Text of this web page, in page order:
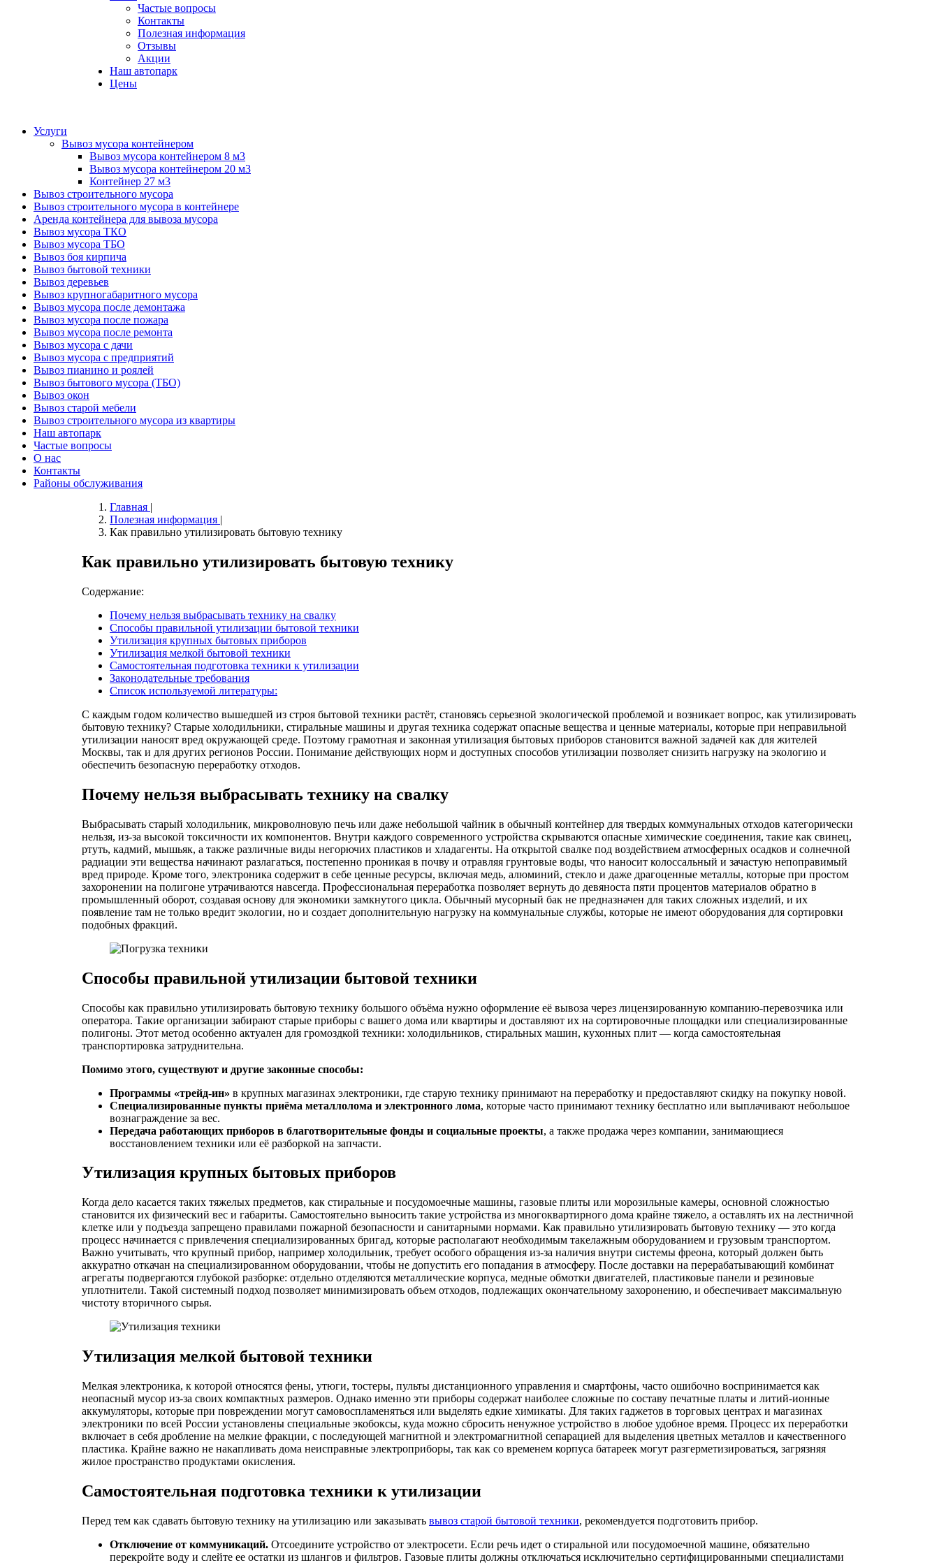
Частые вопросы
Контакты
Полезная информация
Отзывы
Акции
Наш автопарк
Цены
Услуги
Вывоз мусора контейнером
Вывоз мусора контейнером 8 м3
Вывоз мусора контейнером 20 м3
Контейнер 27 м3
Вывоз строительного мусора
Вывоз строительного мусора в контейнере
Аренда контейнера для вывоза мусора
Вывоз мусора ТКО
Вывоз мусора ТБО
Вывоз боя кирпича
Вывоз бытовой техники
Вывоз деревьев
Вывоз крупногабаритного мусора
Вывоз мусора после демонтажа
Вывоз мусора после пожара
Вывоз мусора после ремонта
Вывоз мусора с дачи
Вывоз мусора с предприятий
Вывоз пианино и роялей
Вывоз бытового мусора (ТБО)
Вывоз окон
Вывоз старой мебели
Вывоз строительного мусора из квартиры
Наш автопарк
Частые вопросы
О нас
Контакты
Районы обслуживания
Главная |
Полезная информация |
Как правильно утилизировать бытовую технику
Как правильно утилизировать бытовую технику
Содержание:
Почему нельзя выбрасывать технику на свалку
Способы правильной утилизации бытовой техники
Утилизация крупных бытовых приборов
Утилизация мелкой бытовой техники
Самостоятельная подготовка техники к утилизации
Законодательные требования
Список используемой литературы:
С каждым годом количество вышедшей из строя бытовой техники растёт, становясь серьезной экологической проблемой и возникает вопрос, как утилизировать
бытовую технику? Старые холодильники, стиральные машины и другая техника содержат опасные вещества и ценные материалы, которые при неправильной
утилизации наносят вред окружающей среде. Поэтому грамотная и законная утилизация бытовых приборов становится важной задачей как для жителей
Москвы, так и для других регионов России. Понимание действующих норм и доступных способов утилизации позволяет снизить нагрузку на экологию и
обеспечить безопасную переработку отходов.
Почему нельзя выбрасывать технику на свалку
Выбрасывать старый холодильник, микроволновую печь или даже небольшой чайник в обычный контейнер для твердых коммунальных отходов категорически
нельзя, из-за высокой токсичности их компонентов. Внутри каждого современного устройства скрываются опасные химические соединения, такие как свинец,
ртуть, кадмий, мышьяк, а также различные виды негорючих пластиков и хладагенты. На открытой свалке под воздействием атмосферных осадков и солнечной
радиации эти вещества начинают разлагаться, постепенно проникая в почву и отравляя грунтовые воды, что наносит колоссальный и зачастую непоправимый
вред природе. Кроме того, электроника содержит в себе ценные ресурсы, включая медь, алюминий, стекло и даже драгоценные металлы, которые при простом
захоронении на полигоне утрачиваются навсегда. Профессиональная переработка позволяет вернуть до девяноста пяти процентов материалов обратно в
промышленный оборот, создавая основу для экономики замкнутого цикла. Обычный мусорный бак не предназначен для таких сложных изделий, и их
появление там не только вредит экологии, но и создает дополнительную нагрузку на коммунальные службы, которые не имеют оборудования для сортировки
подобных фракций.
Способы правильной утилизации бытовой техники
Способы как правильно утилизировать бытовую технику большого объёма нужно оформление её вывоза через лицензированную компанию-перевозчика или
оператора. Такие организации забирают старые приборы с вашего дома или квартиры и доставляют их на сортировочные площадки или специализированные
полигоны. Этот метод особенно актуален для громоздкой техники: холодильников, стиральных машин, кухонных плит — когда самостоятельная
транспортировка затруднительна.
Помимо этого, существуют и другие законные способы:
Программы «трейд-ин» в крупных магазинах электроники, где старую технику принимают на переработку и предоставляют скидку на покупку новой.
Специализированные пункты приёма металлолома и электронного лома, которые часто принимают технику бесплатно или выплачивают небольшое
вознаграждение за вес.
Передача работающих приборов в благотворительные фонды и социальные проекты, а также продажа через компании, занимающиеся
восстановлением техники или её разборкой на запчасти.
Утилизация крупных бытовых приборов
Когда дело касается таких тяжелых предметов, как стиральные и посудомоечные машины, газовые плиты или морозильные камеры, основной сложностью
становится их физический вес и габариты. Самостоятельно выносить такие устройства из многоквартирного дома крайне тяжело, а оставлять их на лестничной
клетке или у подъезда запрещено правилами пожарной безопасности и санитарными нормами. Как правильно утилизировать бытовую технику — это когда
процесс начинается с привлечения специализированных бригад, которые располагают необходимым такелажным оборудованием и грузовым транспортом.
Важно учитывать, что крупный прибор, например холодильник, требует особого обращения из-за наличия внутри системы фреона, который должен быть
аккуратно откачан на специализированном оборудовании, чтобы не допустить его попадания в атмосферу. После доставки на перерабатывающий комбинат
агрегаты подвергаются глубокой разборке: отдельно отделяются металлические корпуса, медные обмотки двигателей, пластиковые панели и резиновые
уплотнители. Такой системный подход позволяет минимизировать объем отходов, подлежащих окончательному захоронению, и обеспечивает максимальную
чистоту вторичного сырья.
Утилизация мелкой бытовой техники
Мелкая электроника, к которой относятся фены, утюги, тостеры, пульты дистанционного управления и смартфоны, часто ошибочно воспринимается как
неопасный мусор из-за своих компактных размеров. Однако именно эти приборы содержат наиболее сложные по составу печатные платы и литий-ионные
аккумуляторы, которые при повреждении могут самовоспламеняться или выделять едкие химикаты. Для таких гаджетов в торговых центрах и магазинах
электроники по всей России установлены специальные экобоксы, куда можно сбросить ненужное устройство в любое удобное время. Процесс их переработки
включает в себя дробление на мелкие фракции, с последующей магнитной и электромагнитной сепарацией для выделения цветных металлов и качественного
пластика. Крайне важно не накапливать дома неисправные электроприборы, так как со временем корпуса батареек могут разгерметизироваться, загрязняя
жилое пространство продуктами окисления.
Самостоятельная подготовка техники к утилизации
Перед тем как сдавать бытовую технику на утилизацию или заказывать вывоз старой бытовой техники, рекомендуется подготовить прибор.
Отключение от коммуникаций. Отсоедините устройство от электросети. Если речь идет о стиральной или посудомоечной машине, обязательно
перекройте воду и слейте ее остатки из шлангов и фильтров. Газовые плиты должны отключаться исключительно сертифицированными специалистами